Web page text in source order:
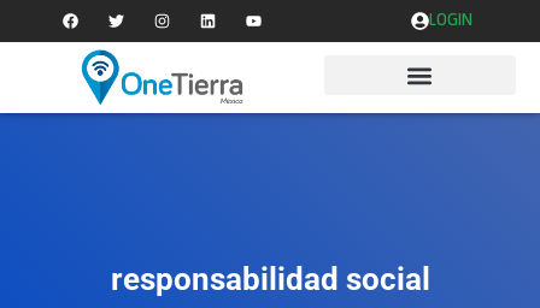
LOGIN
responsabilidad social